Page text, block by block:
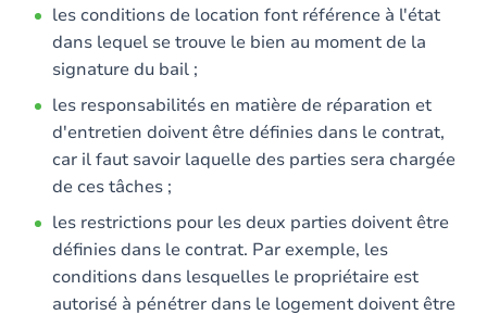
les conditions de location font référence à l'état
dans lequel se trouve le bien au moment de la
signature du bail ;
les responsabilités en matière de réparation et
d'entretien doivent être définies dans le contrat,
car il faut savoir laquelle des parties sera chargée
de ces tâches ;
les restrictions pour les deux parties doivent être
définies dans le contrat. Par exemple, les
conditions dans lesquelles le propriétaire est
autorisé à pénétrer dans le logement doivent être